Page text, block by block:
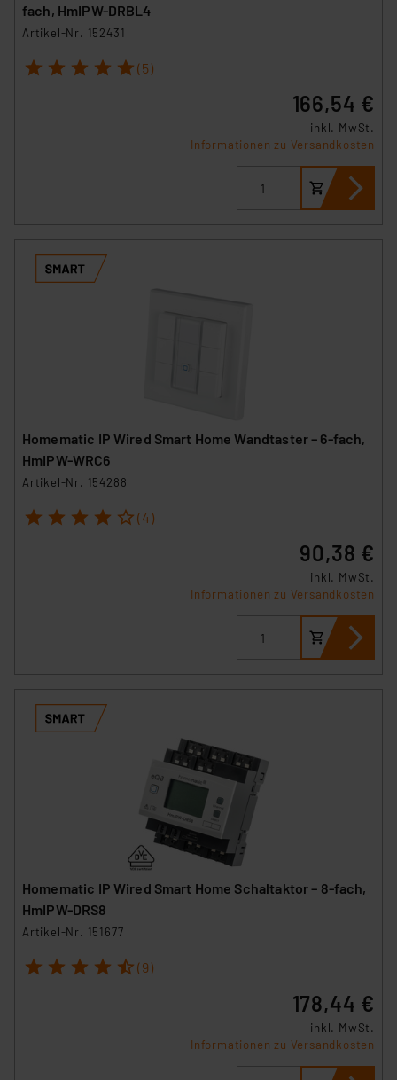
fach, HmIPW-DRBL4
Artikel-Nr. 152431
1 2 3 4 5 (5)
166,54 €
inkl. MwSt.
Informationen zu Versandkosten
Homematic IP Wired Smart Home Wandtaster – 6-fach,
HmIPW-WRC6
Artikel-Nr. 154288
1 2 3 4 5 (4)
90,38 €
inkl. MwSt.
Informationen zu Versandkosten
Homematic IP Wired Smart Home Schaltaktor – 8-fach,
HmIPW-DRS8
Artikel-Nr. 151677
1 2 3 4 5 (9)
178,44 €
inkl. MwSt.
Informationen zu Versandkosten